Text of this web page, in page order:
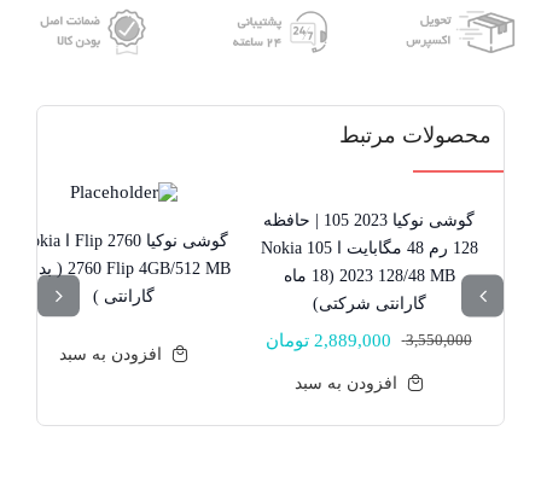
مگابایت
4G
MB
(18ماه
گارانتی
شرکتی)
عدد
محصولات مرتبط
گوشی نوکیا 2023 105 | حافظه
128 رم 48 مگابایت ا Nokia 105
2023 128/48 MB (18 ماه
گارانتی شرکتی)
3,550,000
قیمت
3,550,000 تومان
2,889,000 تومان
قیمت
2,889,000 تومان. افزودن به سبد
موجود نیست!
گوشی نوکیا 2760 Flip ا Nokia
2760 Flip 4GB/512 MB ( بدون
گارانتی )
افزودن به سبد